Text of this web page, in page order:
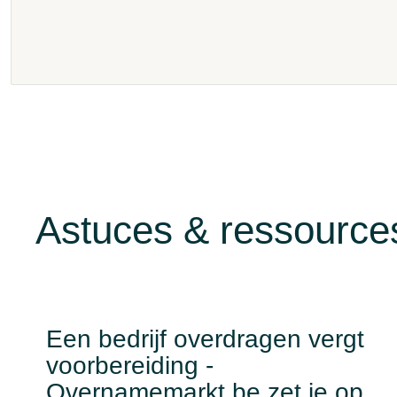
Astuces &
Een bedrijf overdragen vergt
voorbereiding -